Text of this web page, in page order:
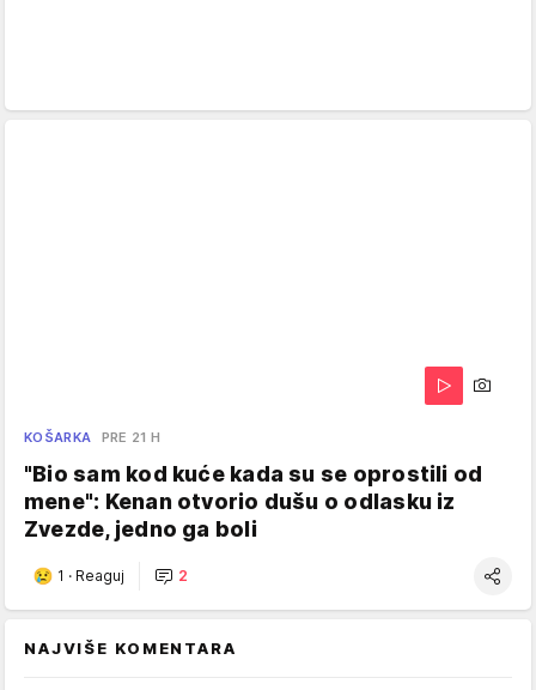
KOŠARKA PRE 21 H
"Bio sam kod kuće kada su se oprostili od
mene": Kenan otvorio dušu o odlasku iz
Zvezde, jedno ga boli
1 · Reaguj 2
NAJVIŠE KOMENTARA